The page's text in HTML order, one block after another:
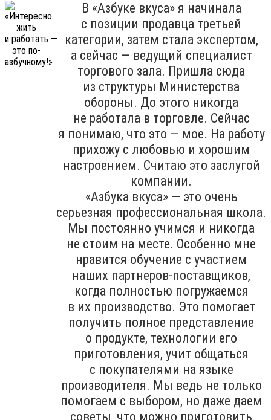
В «Азбуке вкуса» я начинала
с позиции продавца третьей
категории, затем стала экспертом,
а сейчас — ведущий специалист
торгового зала. Пришла сюда
из структуры Министерства
обороны. До этого никогда
не работала в торговле. Сейчас
я понимаю, что это — мое. На работу
прихожу с любовью и хорошим
настроением. Считаю это заслугой
компании.
«Азбука вкуса» — это очень
серьезная профессиональная школа.
Мы постоянно учимся и никогда
не стоим на месте. Особенно мне
нравится обучение с участием
наших партнеров-поставщиков,
когда полностью погружаемся
в их производство. Это помогает
получить полное представление
о продукте, технологии его
приготовления, учит общаться
с покупателями на языке
производителя. Мы ведь не только
помогаем с выбором, но даже даем
советы, что можно приготовить